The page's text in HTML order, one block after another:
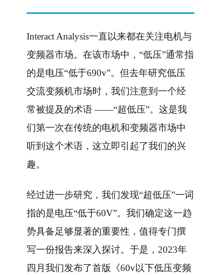
Interact Analysis一直以来都在关注电机与
变频器市场。在该市场中，“低压”通常指
的是电压“低于690v”。但去年研究低压
交流变频机市场时，我们注意到一个经
常被提及的术语 ——“超低压”。这是我
们第一次在传统的电机和变频器市场中
听到这个术语，这立即引起了我们的兴
趣。
经过进一步研究，我们发现“超低压”一词
指的是电压“低于60V”。我们确定这一趋
势具备足够显著的重要性，值得专门撰
写一份报告来深入探讨。于是，2023年
四月我们发布了首版《60v以下低压变频